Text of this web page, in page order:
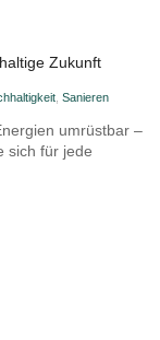
Zukunft
, Sanieren
umrüstbar –
sich für jede